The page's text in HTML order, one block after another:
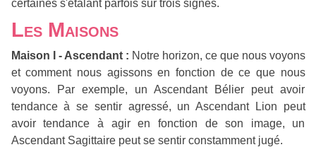
certaines s'étalant parfois sur trois signes.
Les Maisons
Maison I - Ascendant : Notre horizon, ce que nous voyons
et comment nous agissons en fonction de ce que nous
voyons. Par exemple, un Ascendant Bélier peut avoir
tendance à se sentir agressé, un Ascendant Lion peut
avoir tendance à agir en fonction de son image, un
Ascendant Sagittaire peut se sentir constamment jugé.